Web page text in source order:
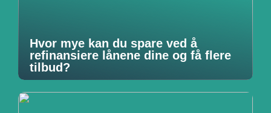
Hvor mye kan du spare ved å
refinansiere lånene dine og få flere
tilbud?